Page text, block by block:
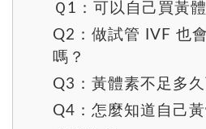
Ｑ1：可以自己買黃
Q2：做試管 IVF 也
嗎？
Q3：黃體素不足多
Q4：怎麼知道自己